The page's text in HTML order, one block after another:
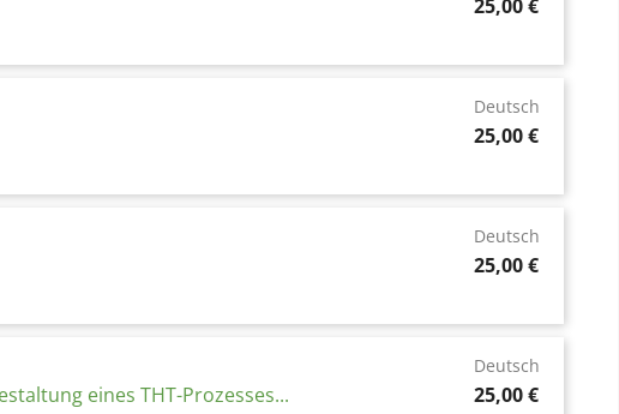
25,00 €
Deutsch
Preis
25,00 €
Deutsch
Preis
25,00 €
eines THT-Prozesses...
Deutsch
Preis
25,00 €